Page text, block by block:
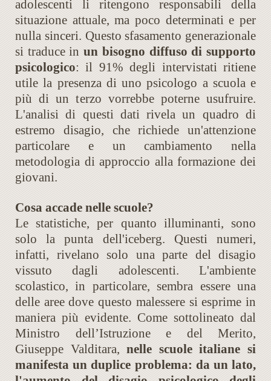
adolescenti li ritengono responsabili della
situazione attuale, ma poco determinati e per
nulla sinceri. Questo sfasamento generazionale
si traduce inun bisogno diffuso di supporto
psicologico: il 91% degli intervistati ritiene
utile la presenza di uno psicologo a scuola e
più di un terzo vorrebbe poterne usufruire.
L'analisi di questi dati rivela un quadro di
estremo disagio, che richiede un'attenzione
particolare e un cambiamento nella
metodologia di approccio alla formazione dei
giovani.
Cosa accade nelle scuole?
Le statistiche, per quanto illuminanti, sono
solo la punta dell'iceberg. Questi numeri,
infatti, rivelano solo una parte del disagio
vissuto dagli adolescenti. L'ambiente
scolastico, in particolare, sembra essere una
delle aree dove questo malessere si esprime in
maniera più evidente. Come sottolineato dal
Ministro dell’Istruzione e del Merito,
Giuseppe Valditara,nelle scuole italiane si
manifesta un duplice problema: da un lato,